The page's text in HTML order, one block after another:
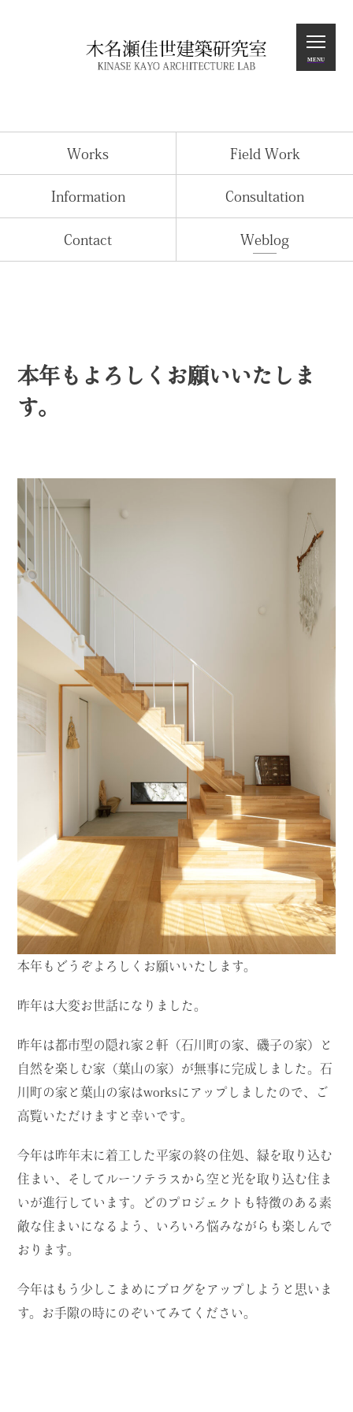
Works Field Work
Information Consultation
Contact Weblog
MENU
Information
Consultation
Contact
Weblog
本年もよろしくお願いいたしま
す。
本年もどうぞよろしくお願いいたします。
昨年は大変お世話になりました。
昨年は都市型の隠れ家２軒（石川町の家、磯子の家）と
自然を楽しむ家（葉山の家）が無事に完成しました。石
川町の家と葉山の家はworksにアップしましたので、ご
高覧いただけますと幸いです。
今年は昨年末に着工した平家の終の住処、緑を取り込む
住まい、そしてルーフテラスから空と光を取り込む住ま
いが進行しています。どのプロジェクトも特徴のある素
敵な住まいになるよう、いろいろ悩みながらも楽しんで
おります。
今年はもう少しこまめにブログをアップしようと思いま
す。お手隙の時にのぞいてみてください。